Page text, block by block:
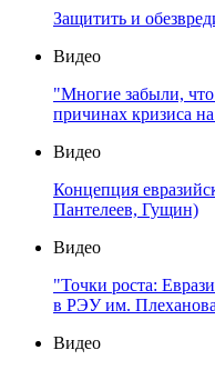
Защитить и
Видео
"Многие забыли, что
причинах кризиса
Видео
Концепция
Пантелеев, Гущин)
Видео
"Точки роста:
в РЭУ им. Плеханова
Видео